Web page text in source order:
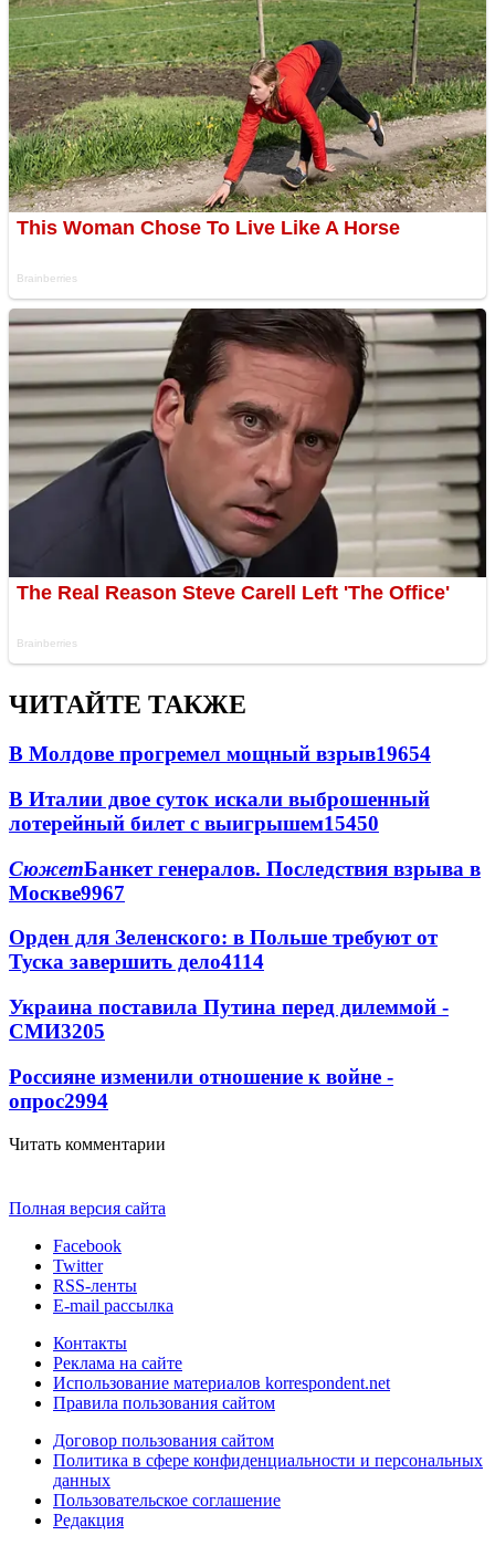
ЧИТАЙТЕ ТАКЖЕ
В Молдове прогремел мощный взрыв19654
В Италии двое суток искали выброшенный
лотерейный билет с выигрышем15450
СюжетБанкет генералов. Последствия взрыва в
Москве9967
Орден для Зеленского: в Польше требуют от
Туска завершить дело4114
Украина поставила Путина перед дилеммой -
СМИ3205
Россияне изменили отношение к войне -
опрос2994
Читать комментарии
Полная версия сайта
Facebook
Twitter
RSS-ленты
E-mail рассылка
Контакты
Реклама на сайте
Использование материалов korrespondent.net
Правила пользования сайтом
Договор пользования сайтом
Политика в сфере конфиденциальности и персональных
данных
Пользовательское соглашение
Редакция